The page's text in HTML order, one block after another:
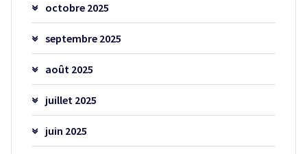
octobre 2025
septembre 2025
août 2025
juillet 2025
juin 2025